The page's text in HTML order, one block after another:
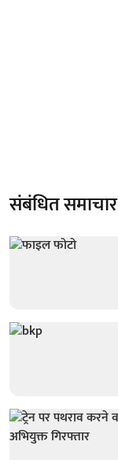
संबंधित समाचार